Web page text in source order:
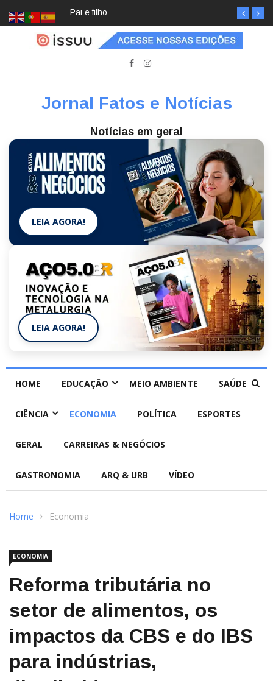
Pai e filho
Jornal Fatos e Notícias
Notícias em geral
LEIA AGORA!
LEIA AGORA!
HOME EDUCAÇÃO MEIO AMBIENTE SAÚDE
CIÊNCIA ECONOMIA POLÍTICA ESPORTES
GERAL CARREIRAS & NEGÓCIOS
GASTRONOMIA ARQ & URB VÍDEO
Home Economia
ECONOMIA
Reforma tributária no
setor de alimentos, os
impactos da CBS e do IBS
para indústrias,